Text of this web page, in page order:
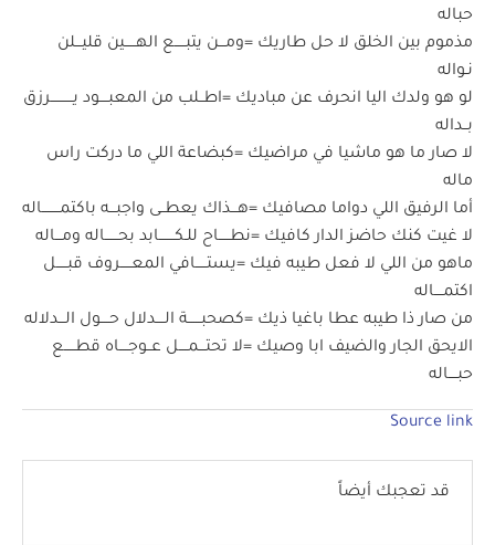
حباله
مذموم بين الخلق لا حل طاريك =ومـــن يتبـــــع الهـــــين قليـــلن
نـواله
لو هو ولدك اليا انحرف عن مباديك =اطــلب من المعبــــود يــــــــــرزق
بــداله
لا صار ما هو ماشيا في مراضيك =كبضاعة اللي ما دركت راس
ماله
أما الرفيق اللي دواما مصافيك =هـــذاك يعطــى واجبـــه باكتمــــــــاله
لا غيت كنك حاضز الدار كافيك =نطـــــاح للـكـــــــابد بحــــــاله ومـــاله
ماهو من اللي لا فعل طيبه فيك =يستـــــافي المعـــــروف قبـــــل
اكتمــــاله
من صار ذا طيبه عطا باغيا ذيك =كصحبــــــة الــــدلال حــــول الـــدلاله
الايحق الجار والضيف ابا وصيك =لا تحتـــمــــل عــوجــــاه قطـــــع
حبــــاله
Source link
قد تعجبك أيضاً